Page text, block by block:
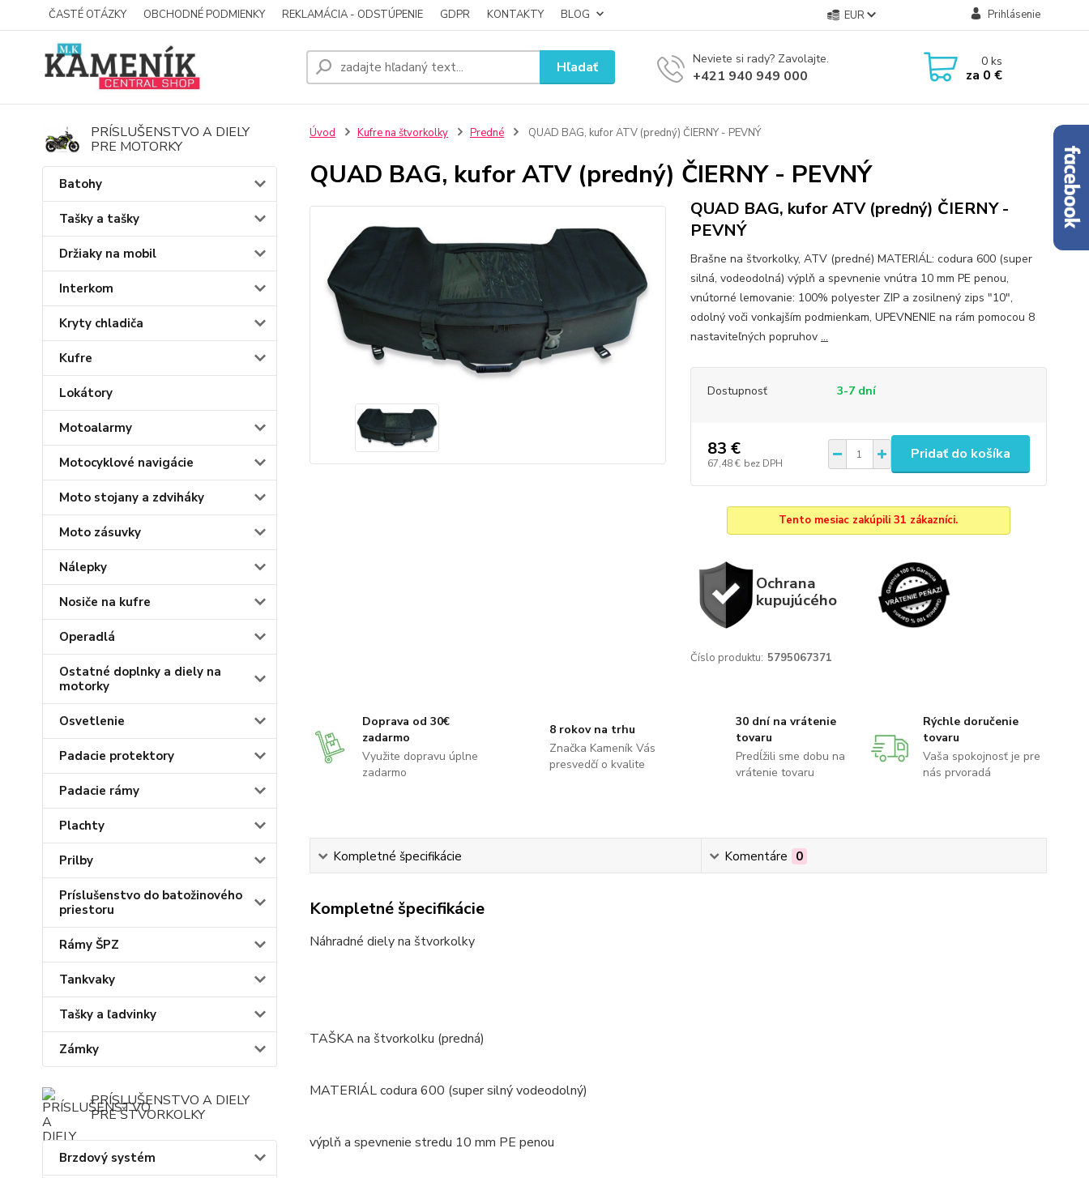
ČASTÉ OTÁZKY OBCHODNÉ PODMIENKY REKLAMÁCIA - ODSTÚPENIE GDPR KONTAKTY BLOG EUR Prihlásenie
Hľadať Neviete si rady? Zavolajte.
+421 940 949 000
0ks
za 0 €
PRÍSLUŠENSTVO A DIELY
PRE MOTORKY
Batohy
Tašky a tašky
Držiaky na mobil
Interkom
Kryty chladiča
Kufre
Lokátory
Motoalarmy
Motocyklové navigácie
Moto stojany a zdviháky
Moto zásuvky
Nálepky
Nosiče na kufre
Operadlá
Ostatné doplnky a diely na
motorky
Osvetlenie
Padacie protektory
Padacie rámy
Plachty
Prilby
Príslušenstvo do batožinového
priestoru
Rámy ŠPZ
Tankvaky
Tašky a ľadvinky
Zámky
PRÍSLUŠENSTVO A DIELY
PRE ŠTVORKOLKY
Brzdový systém
Úvod Kufre na štvorkolky Predné QUAD BAG, kufor ATV (predný) ČIERNY - PEVNÝ
QUAD BAG, kufor ATV (predný) ČIERNY - PEVNÝ
QUAD BAG, kufor ATV (predný) ČIERNY -
PEVNÝ
Brašne na štvorkolky, ATV (predné) MATERIÁL: codura 600 (super
silná, vodeodolná) výplň a spevnenie vnútra 10 mm PE penou,
vnútorné lemovanie: 100% polyester ZIP a zosilnený zips "10",
odolný voči vonkajším podmienkam, UPEVNENIE na rám pomocou 8
nastaviteľných popruhov ...
Dostupnosť 3-7 dní
83 €
67,48 € bez DPH
Pridať do košíka
Tento mesiac zakúpili 31 zákazníci.
Ochrana
kupujúcého
Číslo produktu: 5795067371
Doprava od 30€
zadarmo
Využite dopravu úplne
zadarmo
8 rokov na trhu
Značka Kameník Vás
presvedčí o kvalite
30 dní na vrátenie
tovaru
Predĺžili sme dobu na
vrátenie tovaru
Rýchle doručenie
tovaru
Vaša spokojnosť je pre
nás prvoradá
Kompletné špecifikácie Komentáre 0
Kompletné špecifikácie
Náhradné diely na štvorkolky
TAŠKA na štvorkolku (predná)
MATERIÁL codura 600 (super silný vodeodolný)
výplň a spevnenie stredu 10 mm PE penou